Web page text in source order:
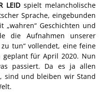
LEID spielt melancholische
Sprache, eingebunden
„wahren“ Geschichten und
die Aufnahmen unserer
tun“ vollendet, eine feine
geplant für April 2020. Nun
passiert. Da es ja allen
sind und bleiben wir Stand